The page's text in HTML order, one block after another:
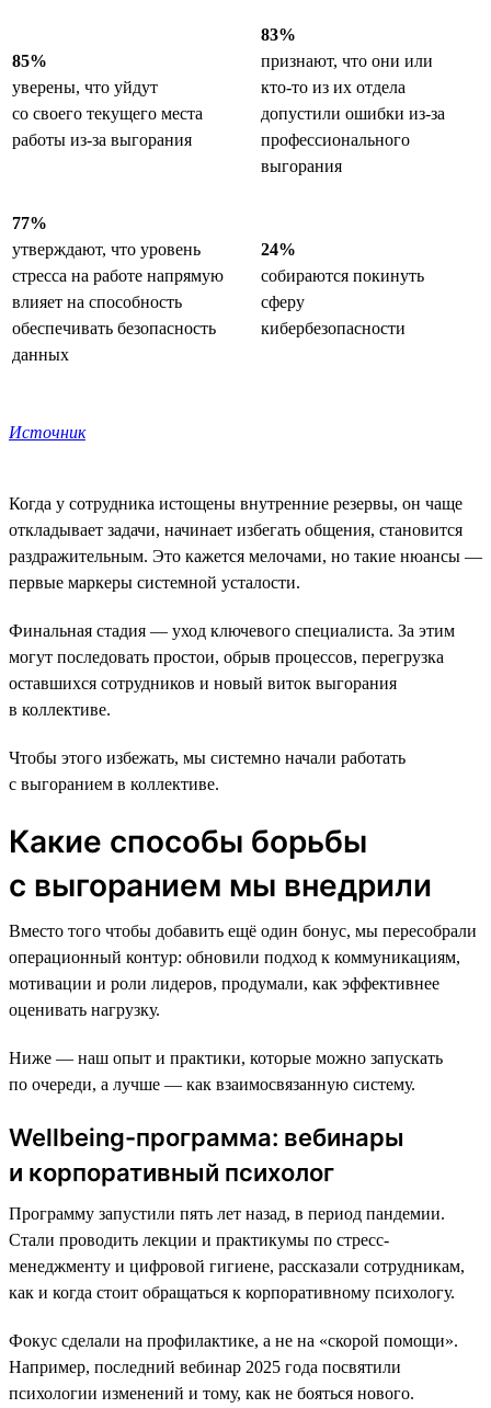
85%
уверены, что уйдут
со своего текущего места
работы из-за выгорания
83%
признают, что они или
кто-то из их отдела
допустили ошибки из-за
профессионального
выгорания
77%
утверждают, что уровень
стресса на работе напрямую
влияет на способность
обеспечивать безопасность
данных
24%
собираются покинуть
сферу
кибербезопасности
Источник
Когда у сотрудника истощены внутренние резервы, он чаще
откладывает задачи, начинает избегать общения, становится
раздражительным. Это кажется мелочами, но такие нюансы —
первые маркеры системной усталости.
Финальная стадия — уход ключевого специалиста. За этим
могут последовать простои, обрыв процессов, перегрузка
оставшихся сотрудников и новый виток выгорания
в коллективе.
Чтобы этого избежать, мы системно начали работать
с выгоранием в коллективе.
Какие способы борьбы
с выгоранием мы внедрили
Вместо того чтобы добавить ещё один бонус, мы пересобрали
операционный контур: обновили подход к коммуникациям,
мотивации и роли лидеров, продумали, как эффективнее
оценивать нагрузку.
Ниже — наш опыт и практики, которые можно запускать
по очереди, а лучше — как взаимосвязанную систему.
Wellbeing-программа: вебинары
и корпоративный психолог
Программу запустили пять лет назад, в период пандемии.
Стали проводить лекции и практикумы по стресс-
менеджменту и цифровой гигиене, рассказали сотрудникам,
как и когда стоит обращаться к корпоративному психологу.
Фокус сделали на профилактике, а не на «скорой помощи».
Например, последний вебинар 2025 года посвятили
психологии изменений и тому, как не бояться нового.